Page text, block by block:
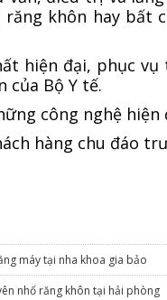
khôn hay bất
hiện đại, phục
của Bộ Y tế.
công nghệ
hàng chu đáo
máy tại nha khoa gia bảo
nhổ răng khôn tại hải phòng